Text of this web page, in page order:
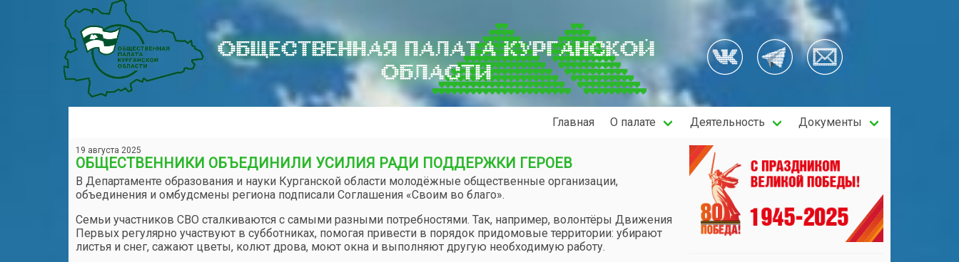
ОБЩЕСТВЕННАЯ ПАЛАТА КУРГАНСКОЙ
ОБЛАСТИ
Главная О палате Деятельность Документы
19 августа 2025
ОБЩЕСТВЕННИКИ ОБЪЕДИНИЛИ УСИЛИЯ РАДИ ПОДДЕРЖКИ ГЕРОЕВ
В Департаменте образования и науки Курганской области молодёжные общественные организации,
объединения и омбудсмены региона подписали Соглашения «Своим во благо».
Семьи участников СВО сталкиваются с самыми разными потребностями. Так, например, волонтёры Движения
Первых регулярно участвуют в субботниках, помогая привести в порядок придомовые территории: убирают
листья и снег, сажают цветы, колют дрова, моют окна и выполняют другую необходимую работу.